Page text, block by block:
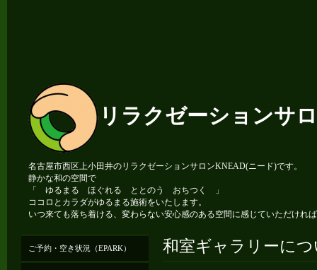
リラクゼーションサ
名古屋市西区上小田井のリラクゼーションサロンKNEAD(ニード)です。
静かな和の空間で
「 ゆるまる ほぐれる ととのう おちつく 」
ココロとカラダがゆるまる施術をいたします。
いつ来ても落ち着ける、変わらない安心感のある空間に感じていただけれ
和室ギャラリーに
ご予約・空き状況（EPARK）